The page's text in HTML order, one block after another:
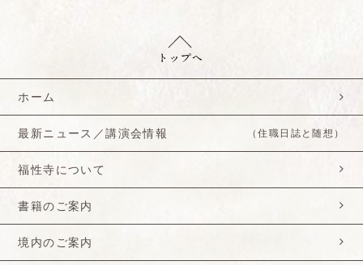
ホーム
最新ニュース／講演会情報 （住職日誌と随想）
福性寺について
書籍のご案内
境内のご案内